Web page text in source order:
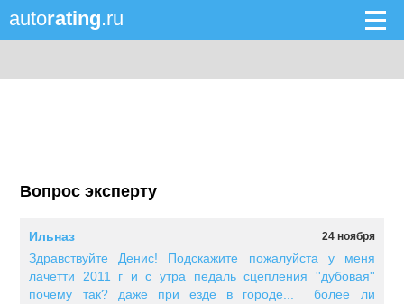
autorating.ru
Вопрос эксперту
24 ноября
Ильназ
Здравствуйте Денис! Подскажите пожалуйста у меня
лачетти 2011 г и с утра педаль сцепления ''дубовая''
почему так? даже при езде в городе... более ли